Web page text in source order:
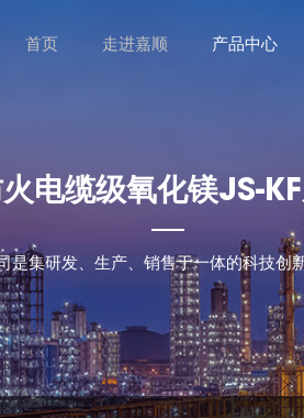
首页 走进嘉顺 产品中心
火电缆级氧化镁JS-KF
是集研发、生产、销售于一体的科技创